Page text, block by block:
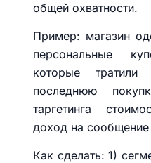
общей охватности.
Пример: магазин
персональные
которые
последнюю
таргетинга
доход на
Как сделать: 1)